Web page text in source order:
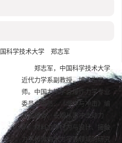
大学 郑志军
郑志军，中国科学技术大学
近代力学系副教授，博士生导
师。中国力学学会爆炸力学专业
委员会委员、《爆炸与冲击》编
委会编委。长期从事冲击动力
学、材料力学行为与设计、接触
力学和微纳米力学等领域的研究